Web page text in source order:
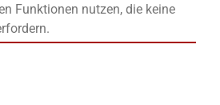
Funktionen nutzen, die keine